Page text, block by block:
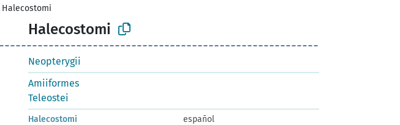
Halecostomi
Halecostomi
Neopterygii
Amiiformes
Teleostei
Halecostomi
español